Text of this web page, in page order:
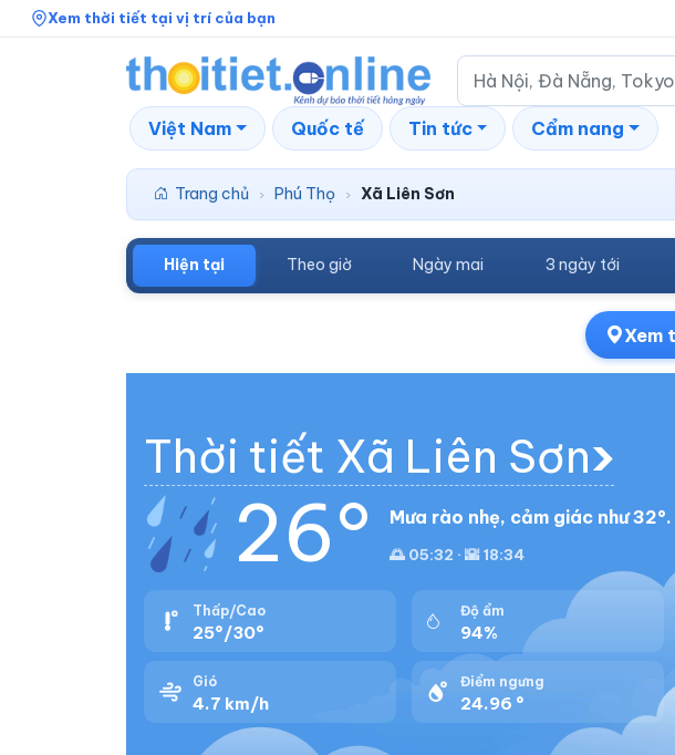
Xem thời tiết tại vị trí của bạn
Việt Nam Quốc tế Tin tức Cẩm nang
Trang chủ › Phú Thọ › Xã Liên Sơn
Hiện tại Theo giờ Ngày mai 3 ngày tới
Xem
Thời tiết Xã Liên Sơn
26° Mưa rào nhẹ, cảm giác như 32°.
🌅 05:32 · 🌇 18:34
Thấp/Cao
25°/30°
Độ ẩm
94%
Gió
4.7 km/h
Điểm ngưng
24.96 °